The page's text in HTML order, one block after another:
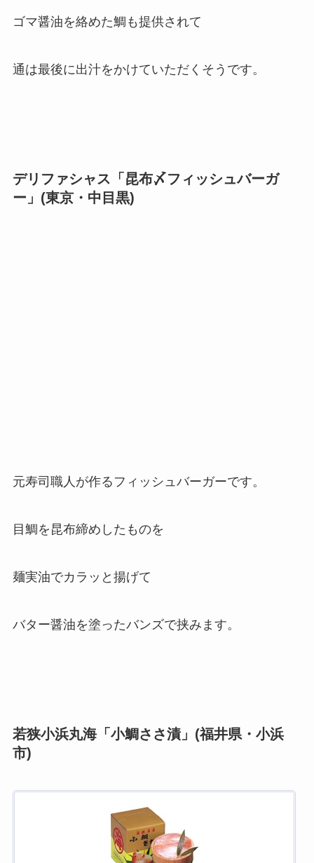
ゴマ醤油を絡めた鯛も提供されて
通は最後に出汁をかけていただくそうです。
デリファシャス「昆布〆フィッシュバーガ
ー」(東京・中目黒)
元寿司職人が作るフィッシュバーガーです。
目鯛を昆布締めしたものを
麺実油でカラッと揚げて
バター醤油を塗ったバンズで挟みます。
若狭小浜丸海「小鯛ささ漬」(福井県・小浜
市)